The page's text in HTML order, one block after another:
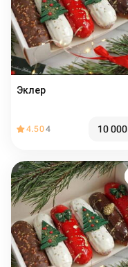
Эклер
4.504 10 000